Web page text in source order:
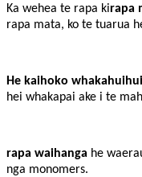
Ka wehea te rapa kirapa
rapa mata, ko te tuarua
He kaihoko whakahuihui
hei whakapai ake i te
rapa waihanga he
nga monomers.